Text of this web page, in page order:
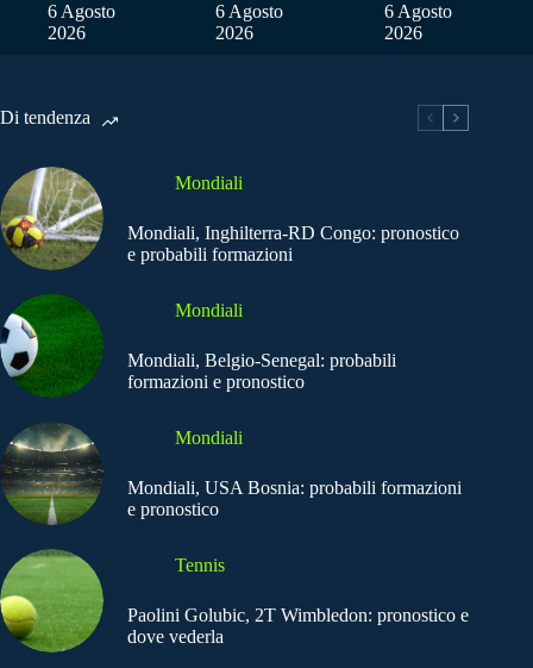
6 Agosto
2026
6 Agosto
2026
6 Agosto
2026
Di tendenza
Mondiali
Mondiali, Inghilterra-RD Congo: pronostico
e probabili formazioni
Mondiali
Mondiali, Belgio-Senegal: probabili
formazioni e pronostico
Mondiali
Mondiali, USA Bosnia: probabili formazioni
e pronostico
Tennis
Paolini Golubic, 2T Wimbledon: pronostico e
dove vederla